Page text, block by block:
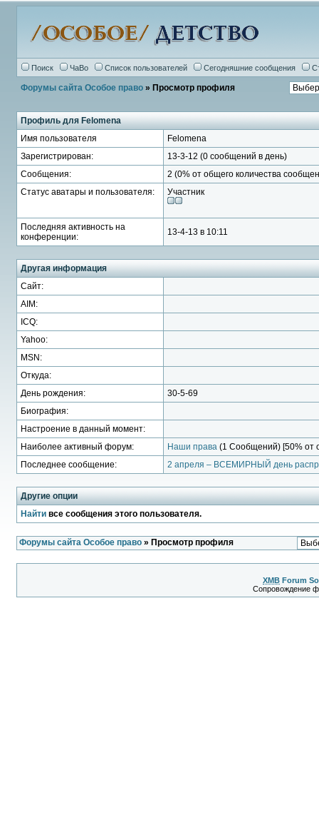
Поиск ЧаВо Список пользователей Сегодняшние сообщения
Форумы сайта Особое право» Просмотр профиля
Профиль для Felomena
Имя пользователя
Felomena
Зарегистрирован:
13-3-12 (0 сообщений в день)
Сообщения:
2 (0% от общего количества
Статус аватары и пользователя:
Участник
Последняя активность на
конференции:
13-4-13 в 10:11
Другая информация
Сайт:
AIM:
ICQ:
Yahoo:
MSN:
Откуда:
День рождения:
30-5-69
Биография:
Настроение в данный момент:
Наиболее активный форум:
Наши права(1 Сообщений) [50% от
Последнее сообщение:
2 апреля – ВСЕМИРНЫЙ день
Другие опции
Найтивсе сообщения этого пользователя.
Форумы сайта Особое право» Просмотр профиля
XMB Forum
Сопровождение